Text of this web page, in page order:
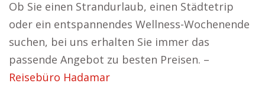
Ob Sie einen Strandurlaub, einen Städtetrip
oder ein entspannendes Wellness-Wochenende
suchen, bei uns erhalten Sie immer das
passende Angebot zu besten Preisen. –
Reisebüro Hadamar